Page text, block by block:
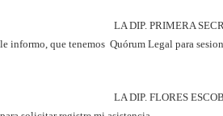
LA DIP. PRIMERA
le informo, que tenemos Quórum Legal para
LA DIP. FLORES ESCOBEDO.-